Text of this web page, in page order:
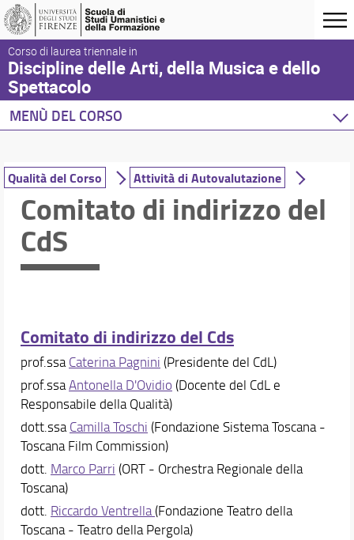
Corso di laurea triennale in
Discipline delle Arti, della Musica e dello
Spettacolo
MENÙ DEL CORSO
Corso di studio
Laurea triennale DAMS
Presentazione del corso
Sedi e strutture
Norme e regolamenti
Organizzazione
Proseguire dopo la laurea
Qualità del Corso
Studenti con disabilità
Segnalazioni e reclami
Area riservata documenti DAMS
Didattica
Docenti
Orario e calendari
Qualità del Corso Attività di Autovalutazione
Comitato di indirizzo del
CdS
Comitato di indirizzo del Cds
prof.ssaCaterina Pagnini (Presidente del CdL)
prof.ssaAntonella D'Ovidio (Docente del CdL e
Responsabile della Qualità)
dott.ssaCamilla Toschi (Fondazione Sistema Toscana -
Toscana Film Commission)
dott. Marco Parri (ORT - Orchestra Regionale della
Toscana)
dott. Riccardo Ventrella(Fondazione Teatro della
Toscana - Teatro della Pergola)